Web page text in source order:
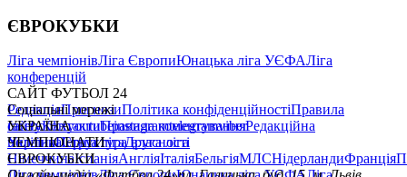
ЄВРОКУБКИ
Ліга чемпіонівЛіга ЄвропиЮнацька ліга УЄФАЛіга
конференцій
САЙТ ФУТБОЛ 24
РедакціяПрогнозиПолітика конфіденційностіПравила
сайтуКонтактиПравила коментуванняРедакційна
політикаСтруктура власності
Соціальні мережі
facebookxyoutubeinstagramtelegramviber
УКРАЇНА
УкраїнаПерша лігаДруга ліга
ЧЕМПІОНАТИ
НімеччинаІспаніяАнгліяІталіяБельгіяМЛСНідерландиФранція
ЄВРОКУБКИ